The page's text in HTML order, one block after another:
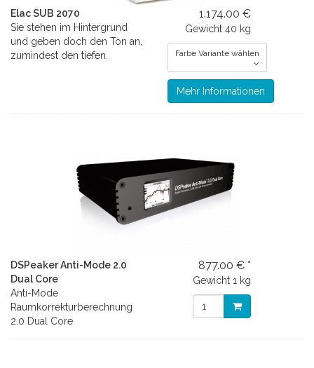
Elac SUB 2070
Sie stehen im Hintergrund
und geben doch den Ton an,
zumindest den tiefen.
1.174.00 €
Gewicht 40 kg
Farbe Variante wählen
Mehr Informationen
DSPeaker Anti-Mode 2.0
Dual Core
Anti-Mode
Raumkorrekturberechnung
2.0 Dual Core
877.00 € *
Gewicht 1 kg